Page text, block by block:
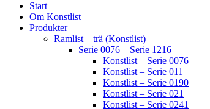
Start
Om Konstlist
Produkter
Ramlist – trä (Konstlist)
Serie 0076 – Serie 1216
Konstlist – Serie 0076
Konstlist – Serie 011
Konstlist – Serie 0190
Konstlist – Serie 021
Konstlist – Serie 0241